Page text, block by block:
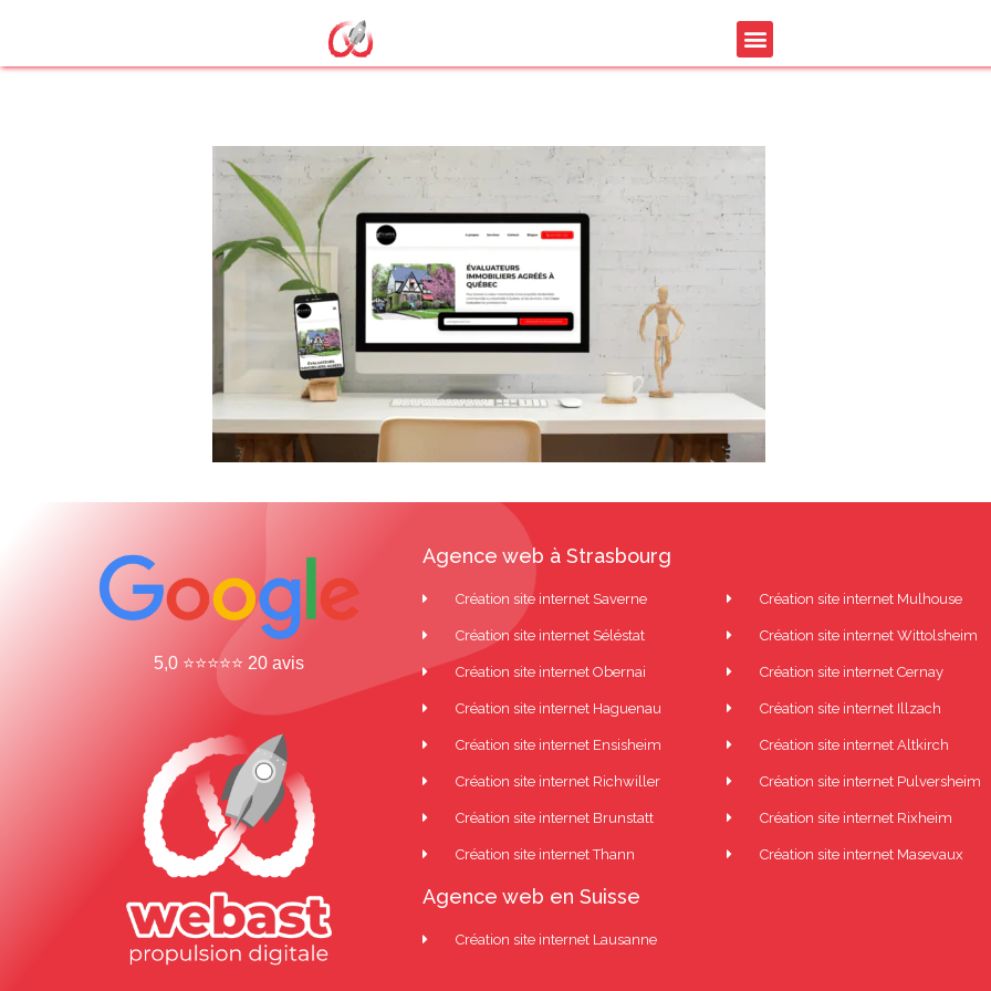
5,0 ⭐⭐⭐⭐⭐ 20 avis
Agence web à Strasbourg
Création site internet Saverne
Création site internet Séléstat
Création site internet Obernai
Création site internet Haguenau
Création site internet Ensisheim
Création site internet Richwiller
Création site internet Brunstatt
Création site internet Thann
Création site internet Mulhouse
Création site internet Wittolsheim
Création site internet Cernay
Création site internet Illzach
Création site internet Altkirch
Création site internet Pulversheim
Création site internet Rixheim
Création site internet Masevaux
Agence web en Suisse
Création site internet Lausanne